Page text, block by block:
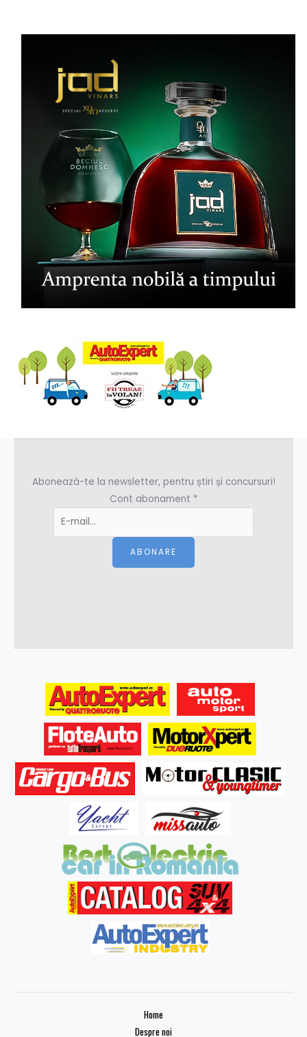
Abonează-te la newsletter, pentru știri și concursuri!
Cont abonament *
ABONARE
Home
Despre noi